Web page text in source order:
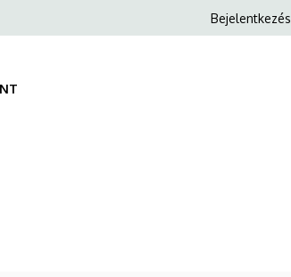
Anonim
Bejelentkezés